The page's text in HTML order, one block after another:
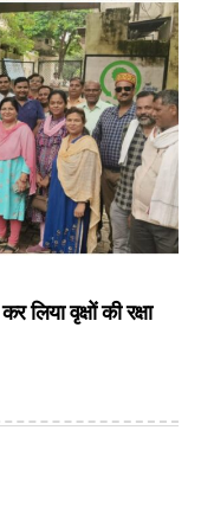
लिया वृक्षों की रक्षा